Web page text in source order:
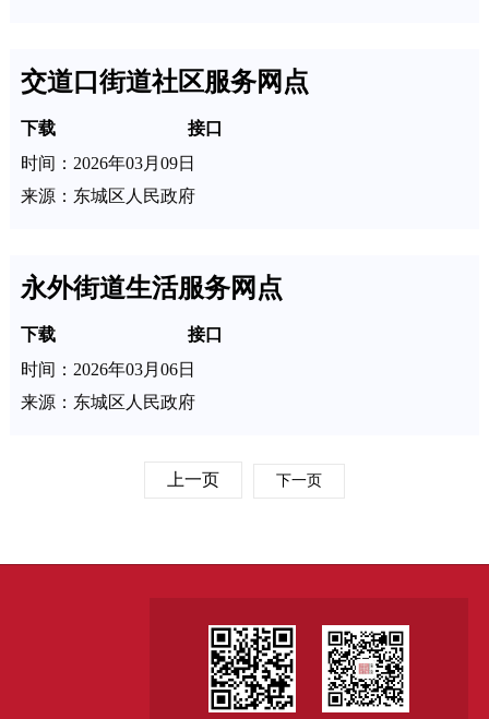
交道口街道社区服务网点
下载
接口
时间：2026年03月09日
来源：东城区人民政府
永外街道生活服务网点
下载
接口
时间：2026年03月06日
来源：东城区人民政府
上一页 下一页